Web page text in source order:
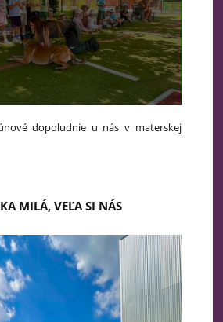
dopoludnie u nás v materskej
MILÁ, VEĽA SI NÁS